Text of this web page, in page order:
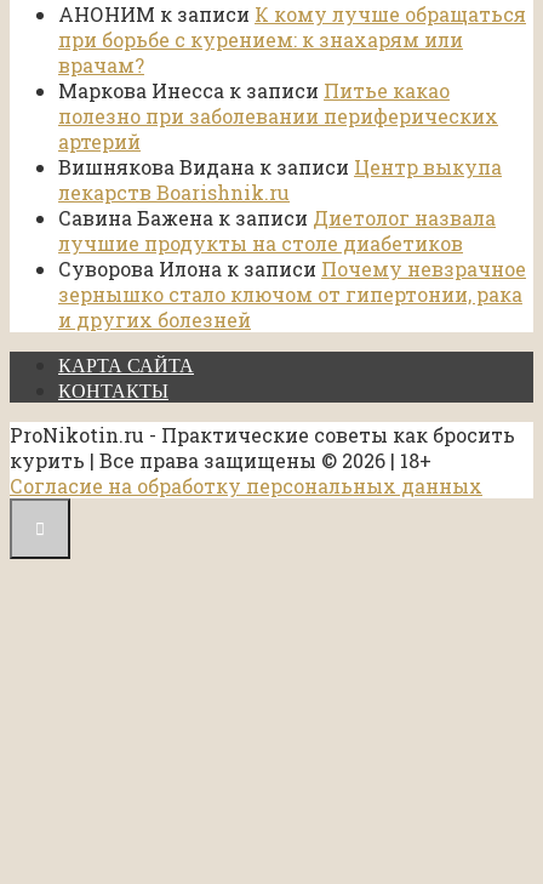
АНОНИМ к записи К кому лучше обращаться
при борьбе с курением: к знахарям или
врачам?
Маркова Инесса к записи Питье какао
полезно при заболевании периферических
артерий
Вишнякова Видана к записи Центр выкупа
лекарств Boarishnik.ru
Савина Бажена к записи Диетолог назвала
лучшие продукты на столе диабетиков
Суворова Илона к записи Почему невзрачное
зернышко стало ключом от гипертонии, рака
и других болезней
КАРТА САЙТА
КОНТАКТЫ
ProNikotin.ru - Практические советы как бросить
курить | Все права защищены © 2026 | 18+
Согласие на обработку персональных данных